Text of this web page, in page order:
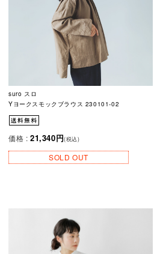
suro スロ
Yヨークスモックブラウス 230101-02
価格 : 21,340円(税込)
SOLD OUT